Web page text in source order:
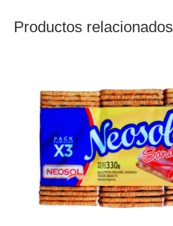
Productos relacionados